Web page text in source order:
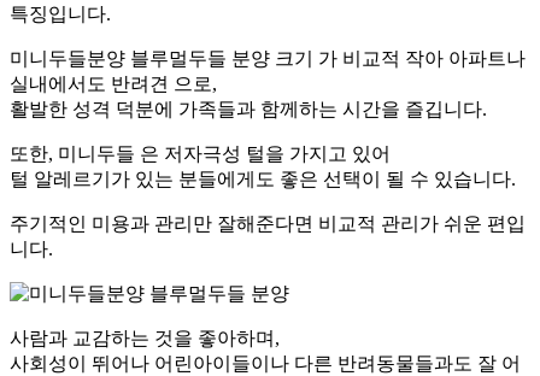
특징입니다.
미니두들분양 블루멀두들 분양 크기 가 비교적 작아 아파트나
실내에서도 반려견 으로,
활발한 성격 덕분에 가족들과 함께하는 시간을 즐깁니다.
또한, 미니두들 은 저자극성 털을 가지고 있어
털 알레르기가 있는 분들에게도 좋은 선택이 될 수 있습니다.
주기적인 미용과 관리만 잘해준다면 비교적 관리가 쉬운 편입
니다.
사람과 교감하는 것을 좋아하며,
사회성이 뛰어나 어린아이들이나 다른 반려동물들과도 잘 어